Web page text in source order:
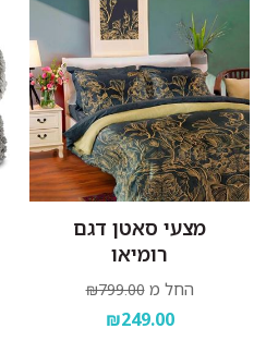
מצעי סאטן דגם
רומיאו
החל מ ₪799.00
₪249.00